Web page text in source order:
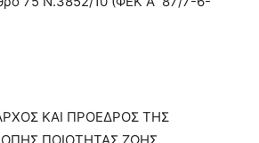
ΚΑΙ ΠΡΟΕΔΡΟΣ ΤΗΣ